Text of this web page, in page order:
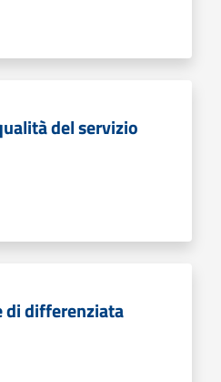
del servizio
di differenziata